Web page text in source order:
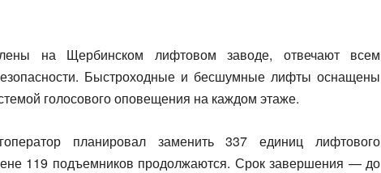
на Щербинском лифтовом заводе, отвечают всем
Быстроходные и бесшумные лифты оснащены
голосового оповещения на каждом этаже.
планировал заменить 337 единиц лифтового
119 подъемников продолжаются. Срок завершения — до